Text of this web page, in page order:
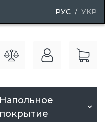
РУС УКР
Напольное
покрытие